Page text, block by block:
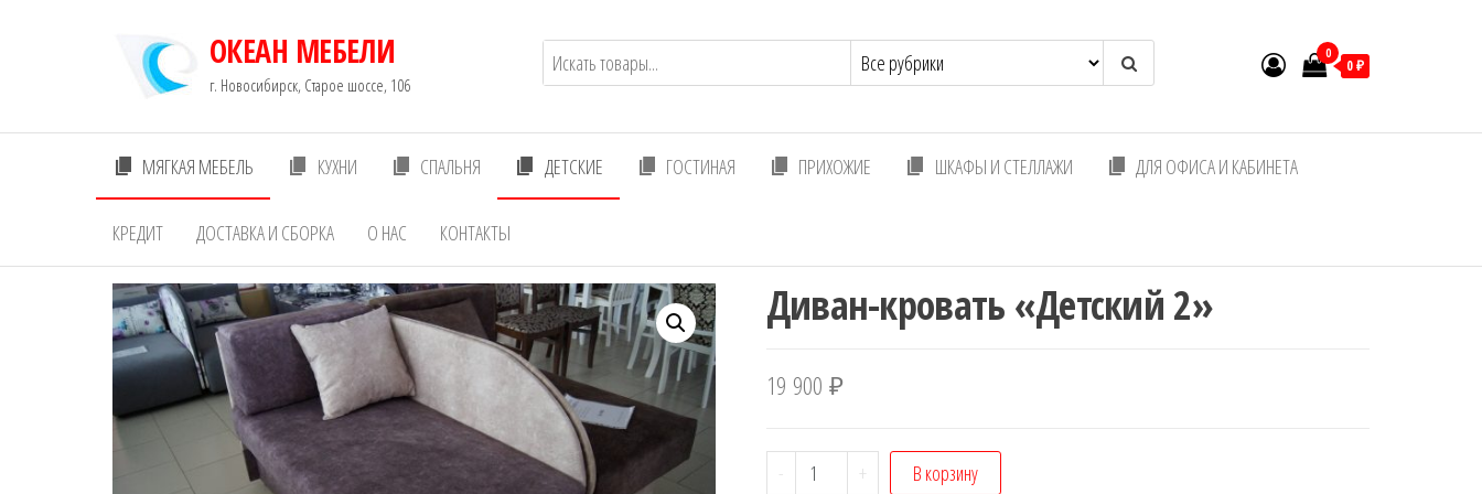
ОКЕАН МЕБЕЛИ
г. Новосибирск, Старое шоссе, 106
0
0 ₽
МЯГКАЯ МЕБЕЛЬ КУХНИ СПАЛЬНЯ ДЕТСКИЕ ГОСТИНАЯ ПРИХОЖИЕ ШКАФЫ И СТЕЛЛАЖИ ДЛЯ ОФИСА И КАБИНЕТА
КРЕДИТ ДОСТАВКА И СБОРКА О НАС КОНТАКТЫ
Диван-кровать «Детский 2»
19 900 ₽
-
Количество
+ В корзину